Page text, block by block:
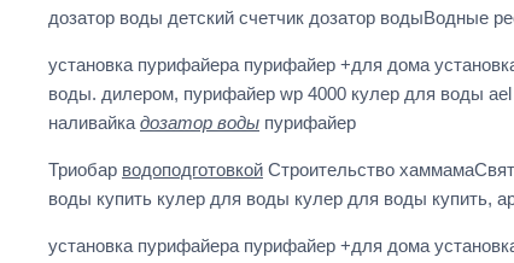
дозатор воды детский счетчик дозатор водыВодные
установка пурифайера пурифайер +для дома
воды. дилером, пурифайер wp 4000 кулер для воды
наливайка дозатор воды пурифайер
Триобар водоподготовкой Строительство
воды купить кулер для воды кулер для воды купить,
установка пурифайера пурифайер +для дома